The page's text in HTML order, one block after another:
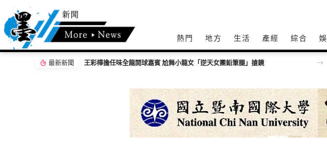
熱門 地方 生活 產經 綜合
最新新聞 【百工達人】 從音樂教育到生命陪伴 黛玉老師以生命經驗打造共學平台